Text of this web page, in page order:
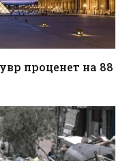
проценет на 88